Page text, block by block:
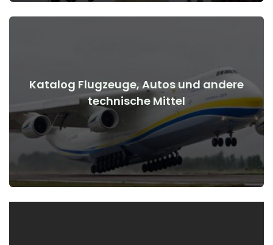
Katalog Flugzeuge, Autos und andere
technische Mittel
Flugzeuge, Autos, technische Mittel vor und nach
Kriegsbeginn
Details anzeigen